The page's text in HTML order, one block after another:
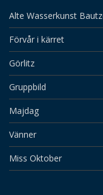
Alte Wasserkunst
Förvår i kärret
Görlitz
Gruppbild
Majdag
Vänner
Miss Oktober